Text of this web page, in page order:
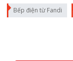
Bếp điện từ Fandi